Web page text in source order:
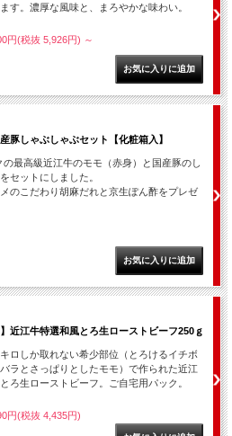
す。濃厚な風味と、まろやかな味わい。
円(税抜 5,926円) ～
豚しゃぶしゃぶセット【化粧箱入】
の最高級近江牛のモモ（赤身）と国産豚のし
セットにしました。
のこだわり胡麻だれと京生ぽん酢をプレゼ
】近江牛特選和風とろ生ローストビーフ250ｇ
ロしか取れない希少部位（とろけるイチボ
ラとさっぱりとしたモモ）で作られた近江
ろ生ローストビーフ。ご自宅用パック。
円(税抜 4,435円)